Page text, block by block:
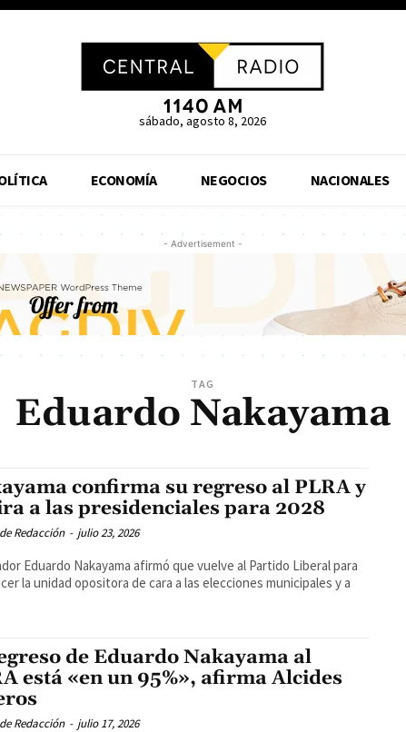
sábado, agosto 8, 2026
ECONOMÍA NEGOCIOS NACIONALES
- Advertisement -
TAG
Eduardo Nakayama
confirma su regreso al PLRA y
a las presidenciales para 2028
Redacción - julio 23, 2026
Eduardo Nakayama afirmó que vuelve al Partido Liberal para
la unidad opositora de cara a las elecciones municipales y a
de Eduardo Nakayama al
está «en un 95%», afirma Alcides
Redacción - julio 17, 2026